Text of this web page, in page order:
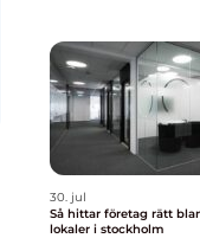
30. jul
Så hittar företag rätt
lokaler i stockholm